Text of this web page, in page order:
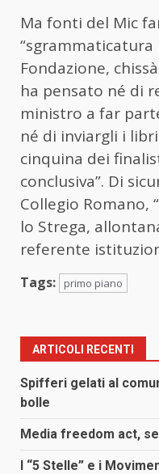
Ma fonti del Mic
“sgrammaticatura
Fondazione,
ha pensato né di
ministro a far
né di inviargli i
cinquina dei
conclusiva”. Di
Collegio Romano,
lo Strega,
referente
Tags: primo piano
ARTICOLI RECENTI
Spifferi gelati al
bolle
Media freedom act,
I “5 Stelle” e i